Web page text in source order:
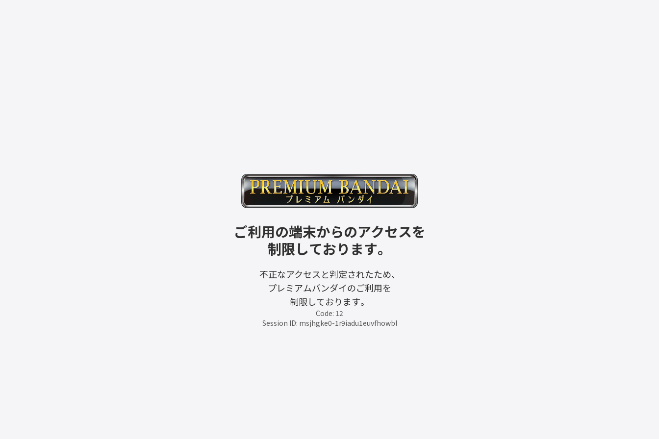
ご利用の端末からのアクセスを
制限しております。
不正なアクセスと判定されたため、
プレミアムバンダイのご利用を
制限しております。
Code: 12
Session ID: msjhgke0-1r9iadu1euvfhowbl